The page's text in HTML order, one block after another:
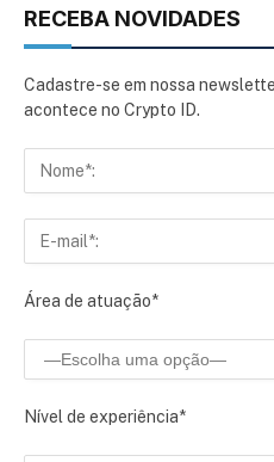
RECEBA NOVIDADES
Cadastre-se em nossa
acontece no Crypto ID.
Área de atuação*
Nível de experiência*